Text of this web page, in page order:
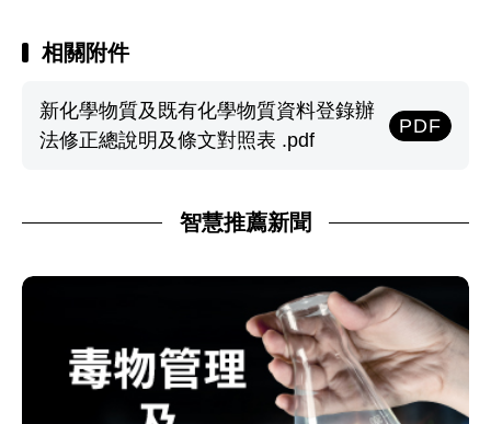
相關附件
新化學物質及既有化學物質資料登錄辦
法修正總說明及條文對照表 .pdf
PDF
智慧推薦新聞